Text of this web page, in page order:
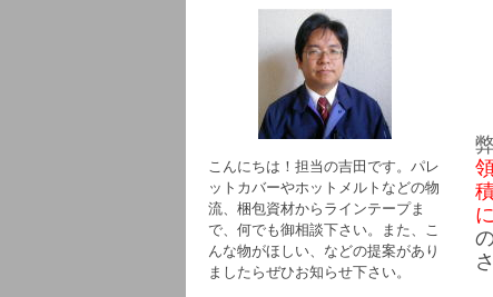
こんにちは！担当の吉田です。パレ
ットカバーやホットメルトなどの物
流、梱包資材からラインテープま
で、何でも御相談下さい。また、こ
んな物がほしい、などの提案があり
ましたらぜひお知らせ下さい。